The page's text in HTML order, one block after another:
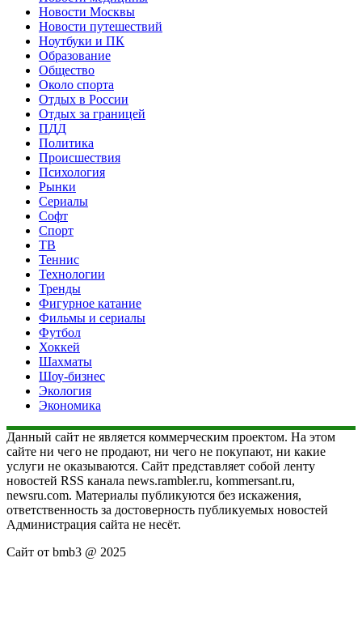
Новости Москвы
Новости путешествий
Ноутбуки и ПК
Образование
Общество
Около спорта
Отдых в России
Отдых за границей
ПДД
Политика
Происшествия
Психология
Рынки
Сериалы
Софт
Спорт
ТВ
Теннис
Технологии
Тренды
Фигурное катание
Фильмы и сериалы
Футбол
Хоккей
Шахматы
Шоу-бизнес
Экология
Экономика
Данный сайт не является коммерческим проектом. На этом
сайте ни чего не продают, ни чего не покупают, ни какие
услуги не оказываются. Сайт представляет собой ленту
новостей RSS канала news.rambler.ru, kommersant.ru,
newsru.com. Материалы публикуются без искажения,
ответственность за достоверность публикуемых новостей
Администрация сайта не несёт.
Сайт от bmb3 @ 2025